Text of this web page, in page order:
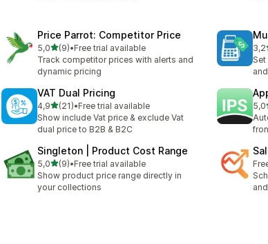
Price Parrot: Competitor Price
5,0av 5 stjerner
(9)
Totalt 9 omtaler
•Free trial available
Track competitor prices with alerts and
dynamic pricing
3,2
Set
VAT Dual Pricing
4,9av 5 stjerner
(21)
Totalt 21 omtaler
•Free trial available
Show include Vat price & exclude Vat
dual price to B2B & B2C
5,0
Singleton | Product Cost Range
5,0av 5 stjerner
(9)
Totalt 9 omtaler
•Free trial available
Show product price range directly in
your collections